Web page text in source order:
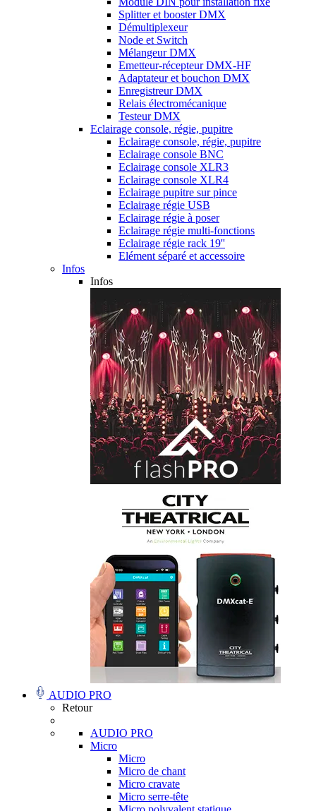
Splitter et booster DMX
Démultiplexeur
Node et Switch
Mélangeur DMX
Emetteur-récepteur DMX-HF
Adaptateur et bouchon DMX
Enregistreur DMX
Relais électromécanique
Testeur DMX
Eclairage console, régie, pupitre
Eclairage console, régie, pupitre
Eclairage console BNC
Eclairage console XLR3
Eclairage console XLR4
Eclairage pupitre sur pince
Eclairage régie USB
Eclairage régie à poser
Eclairage régie multi-fonctions
Eclairage régie rack 19''
Elément séparé et accessoire
Infos
Infos
AUDIO PRO
Retour
AUDIO PRO
Micro
Micro
Micro de chant
Micro cravate
Micro serre-tête